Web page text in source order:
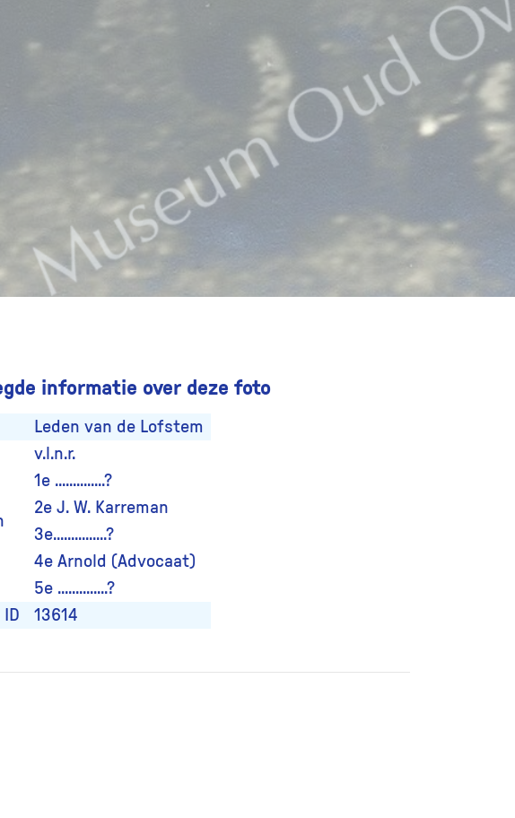
informatie over deze foto
Leden van de Lofstem
v.l.n.r.
1e ..............?
2e J. W. Karreman
3e...............?
4e Arnold (Advocaat)
5e ..............?
13614